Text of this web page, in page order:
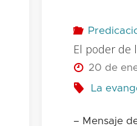
El poder de
20 de
La
– Mensaje